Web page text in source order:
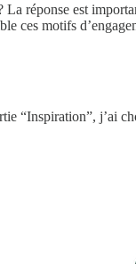
réponse est
ces motifs
“Inspiration”, j’ai